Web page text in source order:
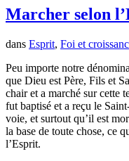
Marcher selon
dans Esprit, Foi et
Peu importe notre
que Dieu est Père, Fils et
chair et a marché sur cette
fut baptisé et a reçu le
voie, et surtout qu’il est
la base de toute chose, ce
l’Esprit.